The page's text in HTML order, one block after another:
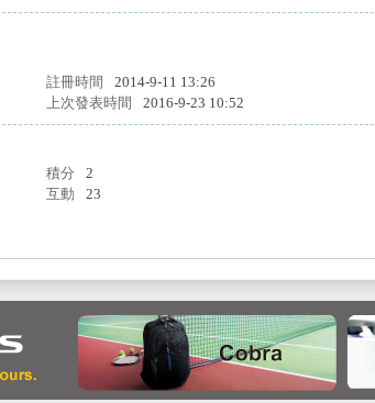
註冊時間 2014-9-11 13:26
上次發表時間 2016-9-23 10:52
積分 2
互動 23